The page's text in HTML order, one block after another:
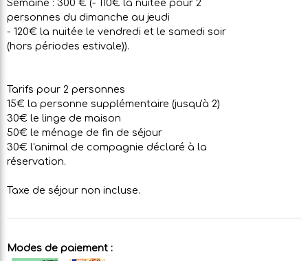
Semaine : 300 € (- 110€ la nuitée pour 2
personnes du dimanche au jeudi
- 120€ la nuitée le vendredi et le samedi soir
(hors périodes estivale)).
Tarifs pour 2 personnes
15€ la personne supplémentaire (jusqu'à 2)
30€ le linge de maison
50€ le ménage de fin de séjour
30€ l'animal de compagnie déclaré à la
réservation.
Taxe de séjour non incluse.
Modes de paiement :